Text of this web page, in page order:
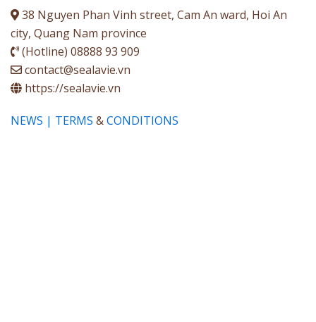
38 Nguyen Phan Vinh street, Cam An ward, Hoi An
city, Quang Nam province
(Hotline) 08888 93 909
contact@sealavie.vn
https://sealavie.vn
NEWS | TERMS &CONDITIONS